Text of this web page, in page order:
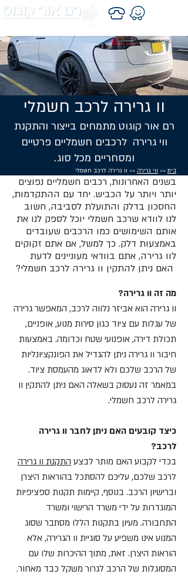
וו גרירה לרכב חשמלי
רם אור קוגוט מתמחים בייצור והתקנת
ווי גרירה לרכבים חשמליים פרטיים
ומסחריים מכל סוג.
בית >> ווי גרירה >> וו גרירה לרכב חשמלי
בשנים האחרונות, רכבים חשמליים נפוצים
יותר ויותר על הכביש. יחד עם ההתקדמות,
החסכון בדלק והתועלת לסביבה, חשוב
לנו לוודא שרכב חשמלי יוכל לספק לנו את
אותם השימושים כמו הרכבים שעובדים
באמצעות דלק. כך למשל, אם אתם זקוקים
לוו גרירה, אתם בוודאי מעוניינים לדעת
האם ניתן להתקין וו גרירה לרכב חשמלי?
מה זה וו גרירה?
וו גרירה הוא אביזר נלווה לרכב, המאפשר גרירה
של עגלות עם ציוד כגון סירות מנוע, אופניים,
תכולת דירה, אופנועי שטח וכדומה. באמצעות
חיבור וו גרירה ניתן להגדיל את הפונקציונליות
של הרכב שלכם ולא לדאוג מהעמסת ציוד.
במאמר זה נעסוק בשאלה האם ניתן להתקין וו
גרירה לרכב חשמלי.
כיצד קובעים האם ניתן לחבר וו גרירה
לרכב?
בכדי לקבוע האם מותר לבצע התקנת וו גרירה
לרכב שלכם, עליכם להסתכל בהוראות היצרן
וברישיון הרכב. בנוסף, קיימות תקנות ספציפיות
המוגדרות על ידי משרד הרישוי ומשרד
התחבורה. מעיון בתקנות הללו מסתבר שסוג
המנוע אינו משפיע על סוגיית וו הגרירה, אלא
הוראות היצרן. זאת, מתוך ההיכרות שלו עם
המסוגלות של הרכב לגרור משקל כבד מאחור.